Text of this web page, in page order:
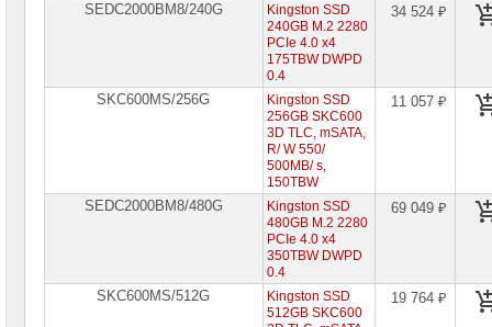
Компоненты
малого
размера
Процессоры
SEDC2000BM8/240G
Kingston SSD
240GB M.2 2280
PCIe 4.0 x4
175TBW DWPD
0.4
34 524 ₽
SKC600MS/256G
Kingston SSD
256GB SKC600
3D TLC, mSATA,
R/ W 550/
500MB/ s,
150TBW
11 057 ₽
SEDC2000BM8/480G
Kingston SSD
480GB M.2 2280
PCIe 4.0 x4
350TBW DWPD
0.4
69 049 ₽
SKC600MS/512G
Kingston SSD
512GB SKC600
19 764 ₽